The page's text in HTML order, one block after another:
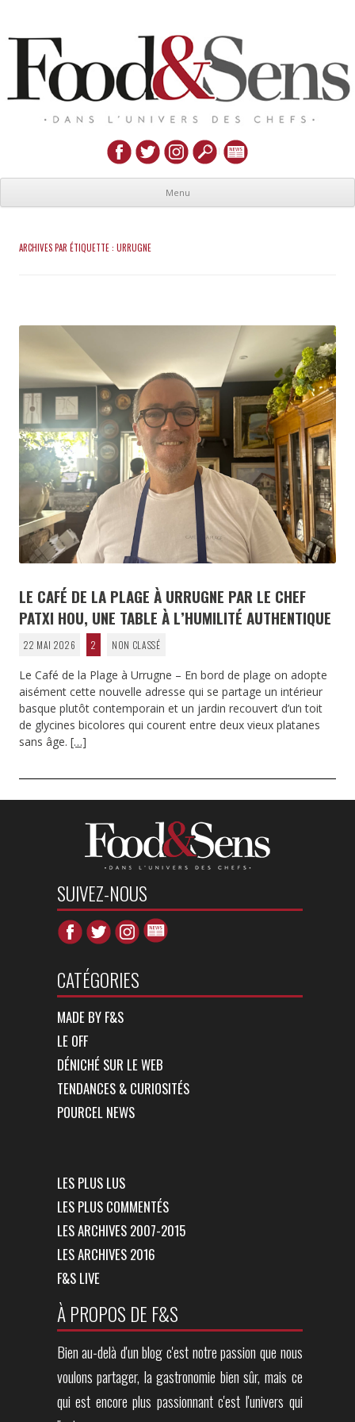
Menu
ARCHIVES PAR ÉTIQUETTE : URRUGNE
LE CAFÉ DE LA PLAGE À URRUGNE PAR LE CHEF
PATXI HOU, UNE TABLE À L’HUMILITÉ AUTHENTIQUE
22 MAI 2026 2 NON CLASSÉ
Le Café de la Plage à Urrugne – En bord de plage on adopte
aisément cette nouvelle adresse qui se partage un intérieur
basque plutôt contemporain et un jardin recouvert d’un toit
de glycines bicolores qui courent entre deux vieux platanes
sans âge. […]
SUIVEZ-NOUS
CATÉGORIES
MADE BY F&S
LE OFF
DÉNICHÉ SUR LE WEB
TENDANCES & CURIOSITÉS
POURCEL NEWS
LES PLUS LUS
LES PLUS COMMENTÉS
LES ARCHIVES 2007-2015
LES ARCHIVES 2016
F&S LIVE
À PROPOS DE F&S
Bien au-delà d'un blog c'est notre passion que nous
voulons partager, la gastronomie bien sûr, mais ce
qui est encore plus passionnant c'est l'univers qui